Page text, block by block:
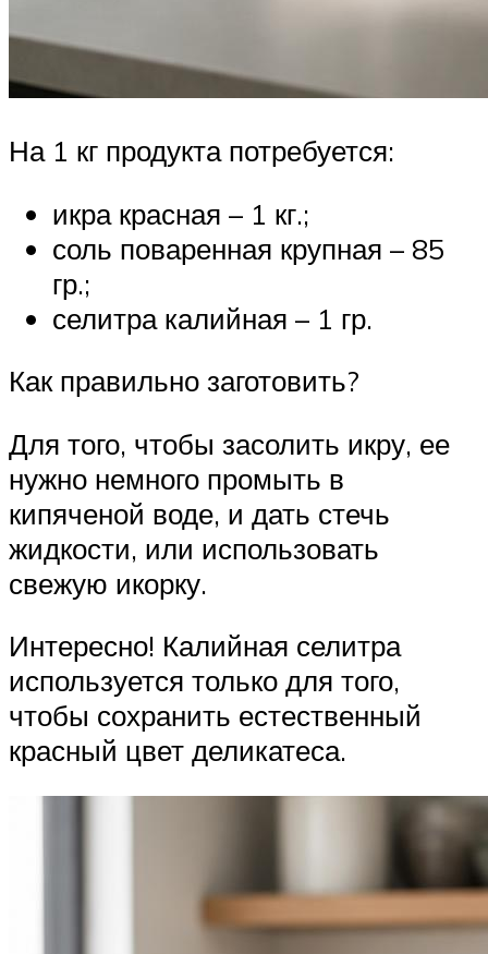
На 1 кг продукта потребуется:
икра красная – 1 кг.;
соль поваренная крупная – 85
гр.;
селитра калийная – 1 гр.
Как правильно заготовить?
Для того, чтобы засолить икру, ее
нужно немного промыть в
кипяченой воде, и дать стечь
жидкости, или использовать
свежую икорку.
Интересно! Калийная селитра
используется только для того,
чтобы сохранить естественный
красный цвет деликатеса.